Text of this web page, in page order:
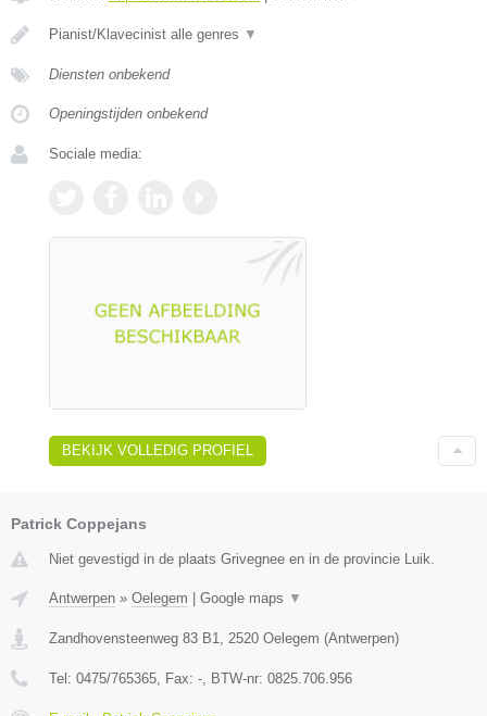
Pianist/Klavecinist alle genres ▼
Diensten onbekend
Openingstijden onbekend
Sociale media:
BEKIJK VOLLEDIG PROFIEL
Patrick Coppejans
Niet gevestigd in de plaats Grivegnee en in de provincie Luik.
Antwerpen » Oelegem | Google maps ▼
Zandhovensteenweg 83 B1 2520 Oelegem (Antwerpen)
Tel: 0475/765365 , Fax: - , BTW-nr: 0825.706.956